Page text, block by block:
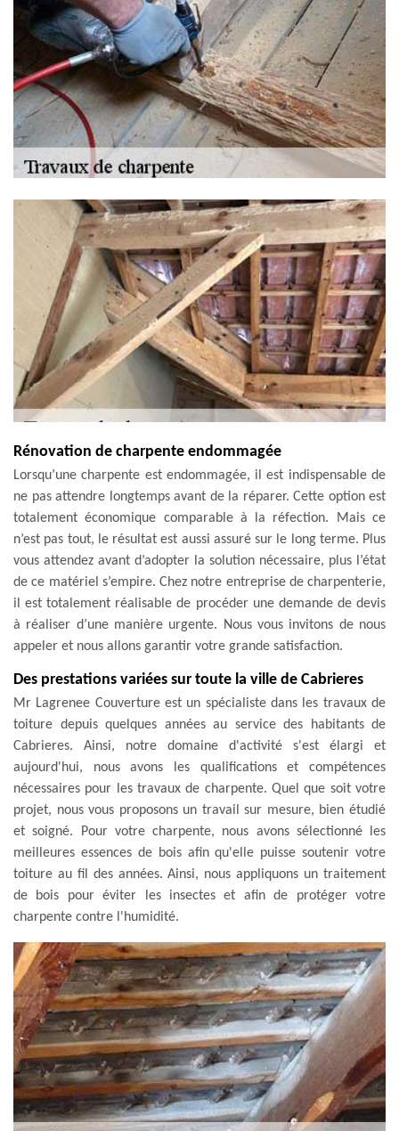
Rénovation de charpente endommagée
Lorsqu’une charpente est endommagée, il est indispensable de
ne pas attendre longtemps avant de la réparer. Cette option est
totalement économique comparable à la réfection. Mais ce
n’est pas tout, le résultat est aussi assuré sur le long terme. Plus
vous attendez avant d’adopter la solution nécessaire, plus l’état
de ce matériel s’empire. Chez notre entreprise de charpenterie,
il est totalement réalisable de procéder une demande de devis
à réaliser d’une manière urgente. Nous vous invitons de nous
appeler et nous allons garantir votre grande satisfaction.
Des prestations variées sur toute la ville de Cabrieres
Mr Lagrenee Couverture est un spécialiste dans les travaux de
toiture depuis quelques années au service des habitants de
Cabrieres. Ainsi, notre domaine d'activité s'est élargi et
aujourd'hui, nous avons les qualifications et compétences
nécessaires pour les travaux de charpente. Quel que soit votre
projet, nous vous proposons un travail sur mesure, bien étudié
et soigné. Pour votre charpente, nous avons sélectionné les
meilleures essences de bois afin qu'elle puisse soutenir votre
toiture au fil des années. Ainsi, nous appliquons un traitement
de bois pour éviter les insectes et afin de protéger votre
charpente contre l'humidité.